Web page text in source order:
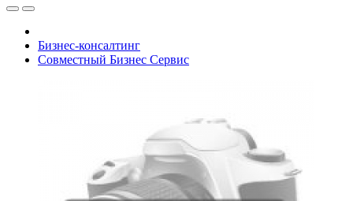
Бизнес-консалтинг
Совместный Бизнес Сервис